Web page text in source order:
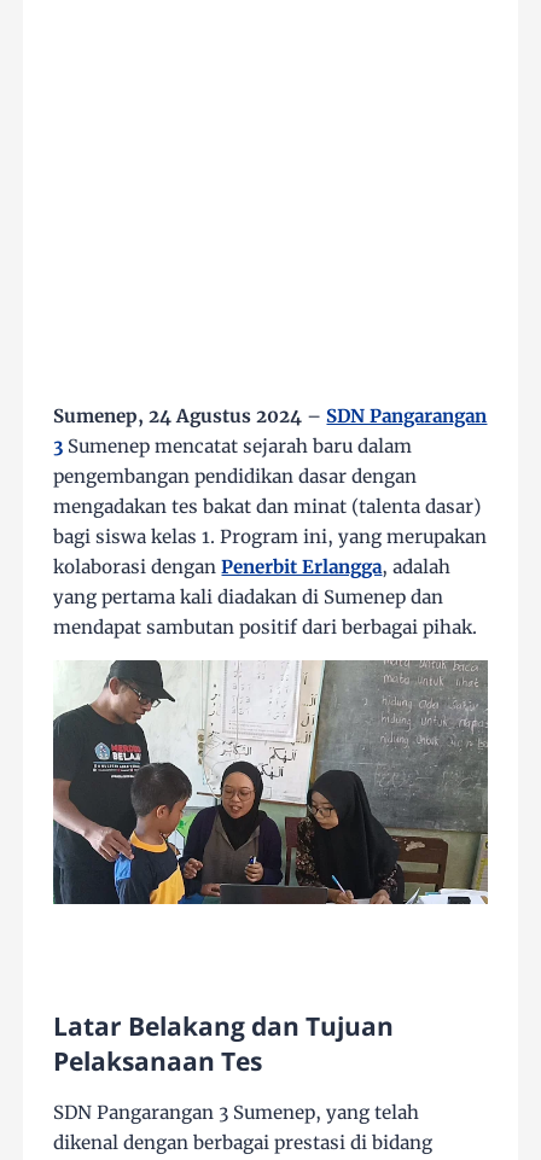
Sumenep, 24 Agustus 2024 –SDN Pangarangan
3 Sumenep mencatat sejarah baru dalam
pengembangan pendidikan dasar dengan
mengadakan tes bakat dan minat (talenta dasar)
bagi siswa kelas 1. Program ini, yang merupakan
kolaborasi denganPenerbit Erlangga, adalah
yang pertama kali diadakan di Sumenep dan
mendapat sambutan positif dari berbagai pihak.
Latar Belakang dan Tujuan
Pelaksanaan Tes
SDN Pangarangan 3 Sumenep, yang telah
dikenal dengan berbagai prestasi di bidang